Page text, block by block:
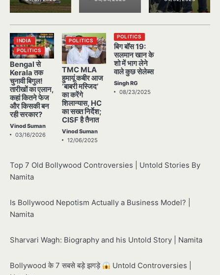
INDIA
POLITICS
Bengal से
Kerala तक
चुनावी बिगुल!
तारीखों का एलान,
कहां कितने फेज
और किसकी बन
रही सरकार?
Vinod Suman
03/16/2026
POLITICS
TMC MLA
हुमायूं कबीर आज
‘बाबरी मस्जिद’
का करेंगे
शिलान्यास, HC
का सख्त निर्देश;
CISF है तैनात
Vinod Suman
12/06/2025
POLITICS
बिग बॉस 19:
सलमान खान के
शो में भाग लेने
वाले कुछ सेलेब्स
Singh RG
08/23/2025
Top 7 Old Bollywood Controversies | Untold Stories By
Namita
Is Bollywood Nepotism Actually a Business Model? |
Namita
Sharvari Wagh: Biography and his Untold Story | Namita
Bollywood के 7 सबसे बड़े झगड़े
Untold Controversies |